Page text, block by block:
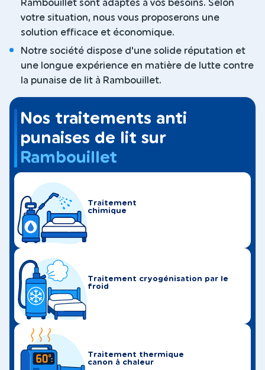
Rambouillet sont adaptés à vos besoins. Selon
votre situation, nous vous proposerons une
solution efficace et économique.
Notre société dispose d'une solide réputation et
une longue expérience en matière de lutte contre
la punaise de lit à Rambouillet.
Nos traitements anti
punaises de lit sur
Rambouillet
Traitement
chimique
Traitement cryogénisation par le
froid
Traitement thermique
canon à chaleur